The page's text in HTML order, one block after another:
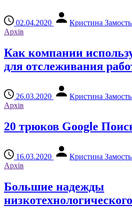
02.04.2020
Кристина
Архів
Как компании
для отслеживания
26.03.2020
Кристина
Архів
20 трюков Google
16.03.2020
Кристина
Архів
Большие надежды